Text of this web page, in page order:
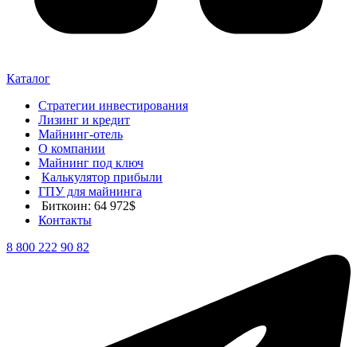
Каталог
Стратегии инвестирования
Лизинг и кредит
Майнинг-отель
О компании
Майнинг под ключ
Калькулятор прибыли
ГПУ для майнинга
Биткоин: 64 972$
Контакты
8 800 222 90 82